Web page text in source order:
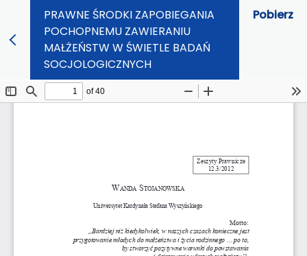
PRAWNE ŚRODKI ZAPOBIEGANIA
POCHOPNEMU ZAWIERANIU
MAŁŻEŃSTW W ŚWIETLE BADAŃ
SOCJOLOGICZNYCH
Pobierz